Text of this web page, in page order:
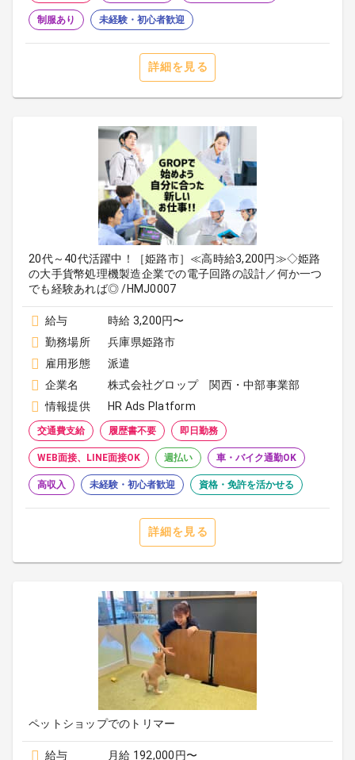
制服あり 未経験・初心者歓迎
詳細を見る
20代～40代活躍中！［姫路市］≪高時給3,200円≫◇姫路
の大手貨幣処理機製造企業での電子回路の設計／何か一つ
でも経験あれば◎ /HMJ0007
給与
時給 3,200円〜
勤務場所
兵庫県姫路市
雇用形態
派遣
企業名
株式会社グロップ 関西・中部事業部
情報提供
HR Ads Platform
交通費支給 履歴書不要 即日勤務
WEB面接、LINE面接OK 週払い 車・バイク通勤OK
高収入 未経験・初心者歓迎 資格・免許を活かせる
詳細を見る
ペットショップでのトリマー
給与 月給 192,000円〜